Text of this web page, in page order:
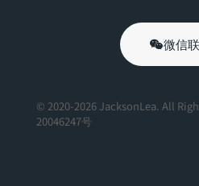
微信
© 2020-2026 JacksonLea. All
20046247号